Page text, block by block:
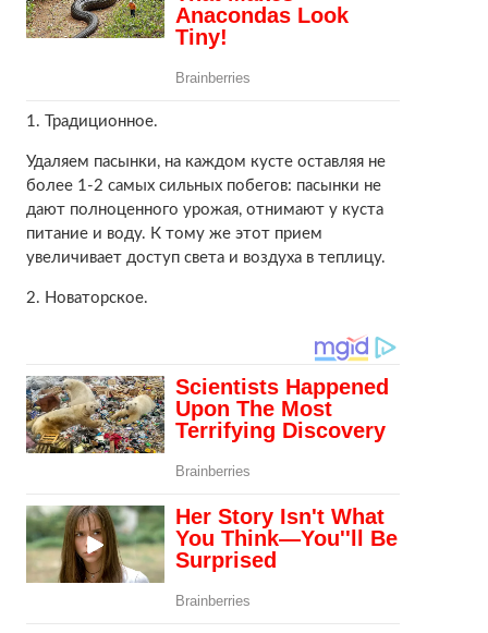
1. Традиционное.
Удаляем пасынки, на каждом кусте оставляя не
более 1-2 самых сильных побегов: пасынки не
дают полноценного урожая, отнимают у куста
питание и воду. К тому же этот прием
увеличивает доступ света и воздуха в теплицу.
2. Новаторское.